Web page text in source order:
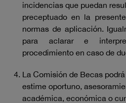
incidencias que puedan
preceptuado en la
normas de aplicación.
para aclarar e
procedimiento en caso de
La Comisión de Becas
estime oportuno,
académica, económica o